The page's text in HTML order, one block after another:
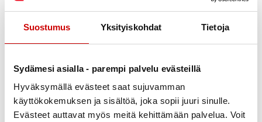
Suostumus Yksityiskohdat Tietoja
Sydämesi asialla - parempi palvelu evästeillä
Hyväksymällä evästeet saat sujuvamman
käyttökokemuksen ja sisältöä, joka sopii juuri sinulle.
Evästeet auttavat myös meitä kehittämään palvelua. Voit
onkin ihailtavasti ollut tiimin selkeä tavoite
TUTUSTU PALVELUUN